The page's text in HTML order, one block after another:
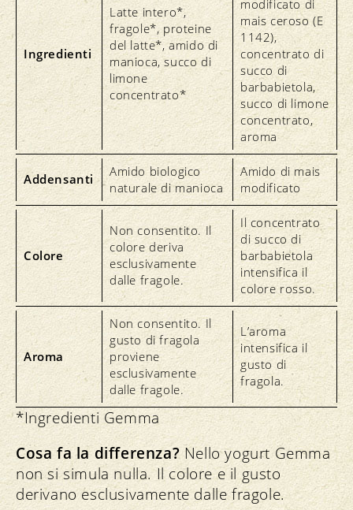
Ingredienti
Latte intero*,
fragole*, proteine
del latte*, amido di
manioca, succo di
limone
concentrato*
modificato di
mais ceroso (E
1142),
concentrato di
succo di
barbabietola,
succo di limone
concentrato,
aroma
Addensanti
Amido biologico
naturale di manioca
Amido di mais
modificato
Colore
Non consentito. Il
colore deriva
esclusivamente
dalle fragole.
Il concentrato
di succo di
barbabietola
intensifica il
colore rosso.
Aroma
Non consentito. Il
gusto di fragola
proviene
esclusivamente
dalle fragole.
L’aroma
intensifica il
gusto di
fragola.
*Ingredienti Gemma
Cosa fa la differenza?Nello yogurt Gemma
non si simula nulla. Il colore e il gusto
derivano esclusivamente dalle fragole.